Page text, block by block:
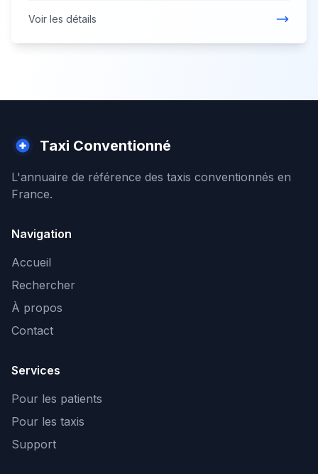
Voir les détails
Taxi Conventionné
L'annuaire de référence des taxis conventionnés en
France.
Navigation
Accueil
Rechercher
À propos
Contact
Services
Pour les patients
Pour les taxis
Support